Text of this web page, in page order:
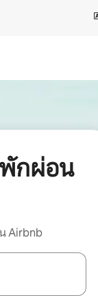
กผ่อน
Airbnb
ด เพื่อสำรวจผลการค้